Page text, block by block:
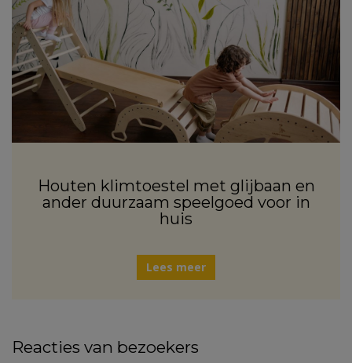
Houten klimtoestel met glijbaan en
ander duurzaam speelgoed voor in
huis
Lees meer
Reacties van bezoekers